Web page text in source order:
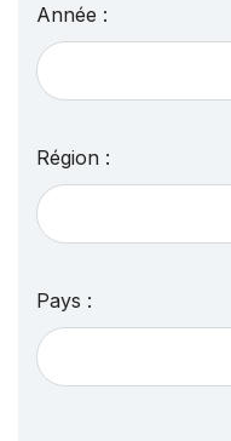
Année :
Région :
Pays :